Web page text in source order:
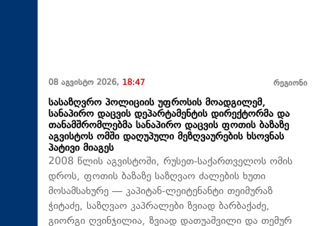
08 აგვისტო 2026, 18:47 რეგიონი
სასაზღვრო პოლიციის უფროსის მოადგილემ,
სანაპირო დაცვის დეპარტამენტის დირექტორმა და
თანამშრომლებმა სანაპირო დაცვის ფოთის ბაზაზე
აგვისტოს ომში დაღუპული მეზღვაურების ხსოვნას
პატივი მიაგეს
2008 წლის აგვისტოში, რუსეთ-საქართველოს ომის
დროს, ფოთის ბაზაზე საზღვაო ძალების ხუთი
მოსამსახურე — კაპიტან-ლეიტენანტი თეიმურაზ
ჭიტაძე, საზღვაო კაპრალები ზვიად ბარბაქაძე,
გიორგი ღვინჯილია, ზვიად დათუაშვილი და თემურ